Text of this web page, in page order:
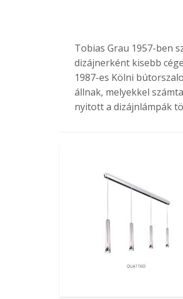
Tobias Grau 1957-ben
dizájnerként kisebb
1987-es Kölni
állnak, melyekkel
nyitott a dizájnlámpák